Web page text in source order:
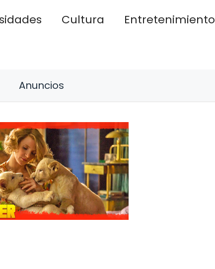
Cultura Entretenimiento
Anuncios